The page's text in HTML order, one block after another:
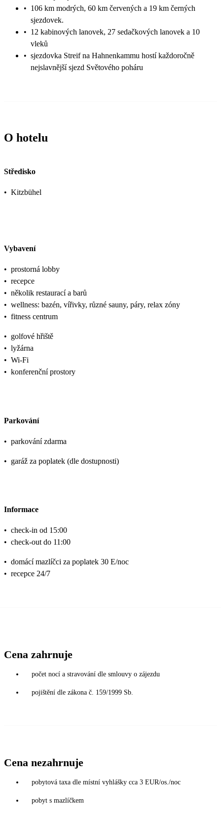
• 106 km modrých, 60 km červených a 19 km černých
sjezdovek.
• 12 kabinových lanovek, 27 sedačkových lanovek a 10
vleků
• sjezdovka Streif na Hahnenkammu hostí každoročně
nejslavnější sjezd Světového poháru
O hotelu
Středisko
• Kitzbühel
Vybavení
• prostorná lobby
• recepce
• několik restaurací a barů
• wellness: bazén, vířivky, různé sauny, páry, relax zóny
• fitness centrum
• golfové hřiště
• lyžárna
• Wi-Fi
• konferenční prostory
Parkování
• parkování zdarma
• garáž za poplatek (dle dostupnosti)
Informace
• check-in od 15:00
• check-out do 11:00
• domácí mazlíčci za poplatek 30 E/noc
• recepce 24/7
Cena zahrnuje
počet nocí a stravování dle smlouvy o zájezdu
pojištění dle zákona č. 159/1999 Sb.
Cena nezahrnuje
pobytová taxa dle místní vyhlášky cca 3 EUR/os./noc
pobyt s mazlíčkem